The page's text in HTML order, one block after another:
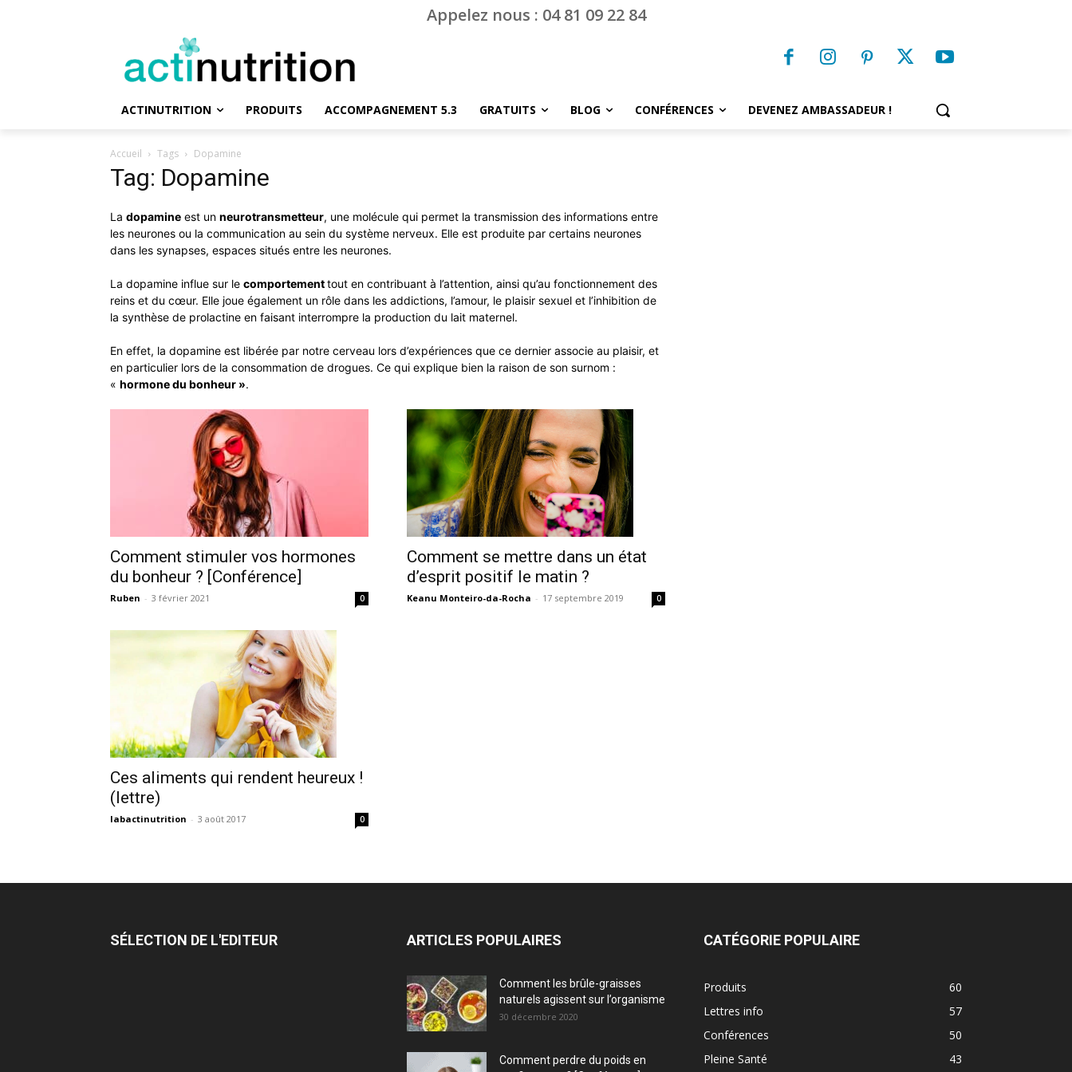
Appelez nous : 04 81 09 22 84
ACTINUTRITION PRODUITS ACCOMPAGNEMENT 5.3 GRATUITS BLOG CONFÉRENCES DEVENEZ AMBASSADEUR !
Accueil Tags Dopamine
Tag: Dopamine
La dopamine est un neurotransmetteur, une molécule qui permet la transmission des informations entre
les neurones ou la communication au sein du système nerveux. Elle est produite par certains neurones
dans les synapses, espaces situés entre les neurones.
La dopamine influe sur le comportementtout en contribuant à l’attention, ainsi qu’au fonctionnement des
reins et du cœur. Elle joue également un rôle dans les addictions, l’amour, le plaisir sexuel et l’inhibition de
la synthèse de prolactine en faisant interrompre la production du lait maternel.
En effet, la dopamine est libérée par notre cerveau lors d’expériences que ce dernier associe au plaisir, et
en particulier lors de la consommation de drogues. Ce qui explique bien la raison de son surnom :
« hormone du bonheur ».
Comment stimuler vos hormones
du bonheur ? [Conférence]
Ruben - 3 février 2021 0
Comment se mettre dans un état
d’esprit positif le matin ?
Keanu Monteiro-da-Rocha - 17 septembre 2019 0
Ces aliments qui rendent heureux !
(lettre)
labactinutrition - 3 août 2017 0
SÉLECTION DE L'EDITEUR ARTICLES POPULAIRES
Comment les brûle-graisses
naturels agissent sur l’organisme
30 décembre 2020
Comment perdre du poids en
CATÉGORIE POPULAIRE
Produits
60
Lettres info
57
Conférences
50
Pleine Santé
43